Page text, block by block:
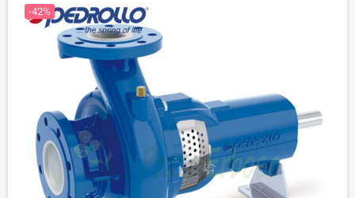
-42%